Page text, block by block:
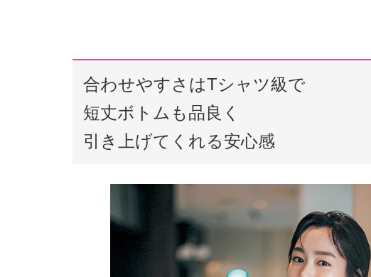
合わせやすさはTシャツ級で
短丈ボトムも品良く
引き上げてくれる安心感